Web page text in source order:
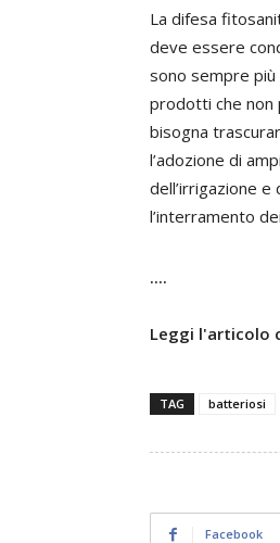
La difesa
deve essere
sono sempre
prodotti che non
bisogna
l’adozione di
dell’irrigazione
l’interramento
....
Leggi l'articolo
TAG batteriosi
Facebook